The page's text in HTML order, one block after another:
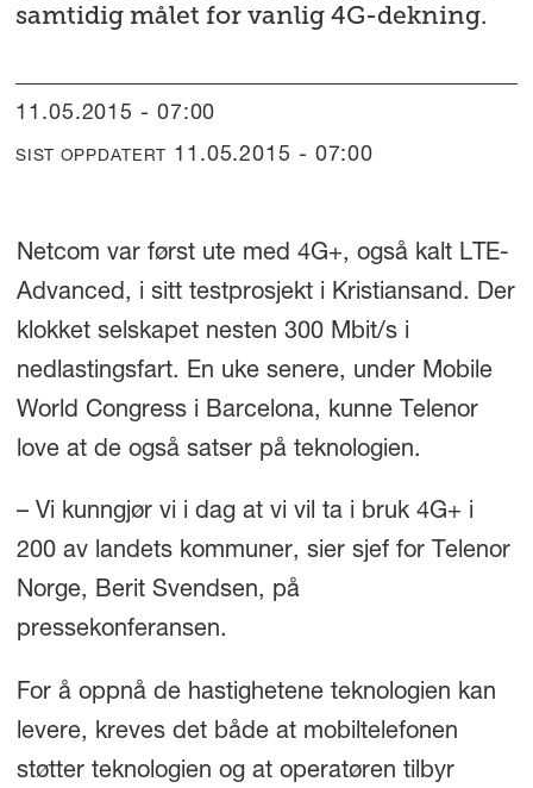
samtidig målet for vanlig 4G-dekning.
11.05.2015 - 07:00
SIST OPPDATERT 11.05.2015 - 07:00
Netcom var først ute med 4G+, også kalt LTE-
Advanced, i sitt testprosjekt i Kristiansand. Der
klokket selskapet nesten 300 Mbit/s i
nedlastingsfart. En uke senere, under Mobile
World Congress i Barcelona, kunne Telenor
love at de også satser på teknologien.
– Vi kunngjør vi i dag at vi vil ta i bruk 4G+ i
200 av landets kommuner, sier sjef for Telenor
Norge, Berit Svendsen, på
pressekonferansen.
For å oppnå de hastighetene teknologien kan
levere, kreves det både at mobiltelefonen
støtter teknologien og at operatøren tilbyr